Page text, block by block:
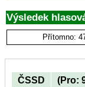
Výsledek
Přítomno:
ČSSD (Pro: